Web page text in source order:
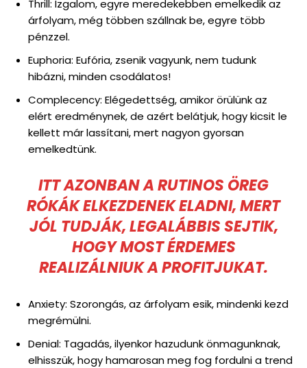
Thrill: Izgalom, egyre meredekebben emelkedik az
árfolyam, még többen szállnak be, egyre több
pénzzel.
Euphoria: Eufória, zsenik vagyunk, nem tudunk
hibázni, minden csodálatos!
Complecency: Elégedettség, amikor örülünk az
elért eredménynek, de azért belátjuk, hogy kicsit le
kellett már lassítani, mert nagyon gyorsan
emelkedtünk.
ITT AZONBAN A RUTINOS ÖREG
RÓKÁK ELKEZDENEK ELADNI, MERT
JÓL TUDJÁK, LEGALÁBBIS SEJTIK,
HOGY MOST ÉRDEMES
REALIZÁLNIUK A PROFITJUKAT.
Anxiety: Szorongás, az árfolyam esik, mindenki kezd
megrémülni.
Denial: Tagadás, ilyenkor hazudunk önmagunknak,
elhisszük, hogy hamarosan meg fog fordulni a trend